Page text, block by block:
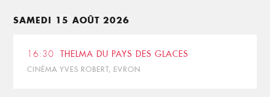
SAMEDI 15 AOÛT 2026
16:30 THELMA DU PAYS DES GLACES
CINÉMA YVES ROBERT, EVRON